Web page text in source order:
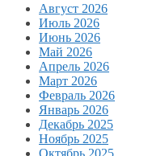
Август 2026
Июль 2026
Июнь 2026
Май 2026
Апрель 2026
Март 2026
Февраль 2026
Январь 2026
Декабрь 2025
Ноябрь 2025
Октябрь 2025